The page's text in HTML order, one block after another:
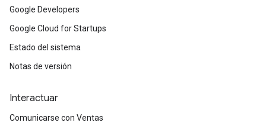
Google Developers
Google Cloud for Startups
Estado del sistema
Notas de versión
Interactuar
Comunicarse con Ventas